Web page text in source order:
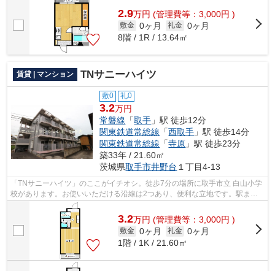
2.9万円 (管理費等：3,000円 )
敷金 0ヶ月 礼金 0ヶ月
8階 / 1R / 13.64㎡
賃貸 | マンション TNサニーハイツ
敷0 礼0
3.2万円
常磐線 「取手 」駅 徒歩12分
関東鉄道常総線 「西取手 」駅 徒歩14分
関東鉄道常総線 「寺原 」駅 徒歩23分
築33年 / 21.60㎡
茨城県取手市井野台 １丁目4-13
「TNサニーハイツ」のここがイチオシ。徒歩7分の場所に取手市立 白山小学
校があります。お使いいただける沿線は2つあり、便利な立地です。駅まで
徒歩12分でアクセス可能な物件です。コ...
3.2万円 (管理費等：3,000円 )
敷金 0ヶ月 礼金 0ヶ月
1階 / 1K / 21.60㎡